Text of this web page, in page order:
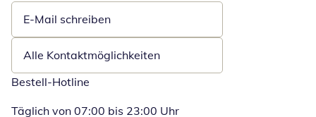
E-Mail schreiben
Öffnet E-Mail-Client
Alle Kontaktmöglichkeiten
Bestell-Hotline
Täglich von 07:00 bis 23:00 Uhr